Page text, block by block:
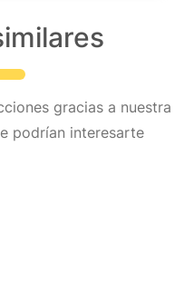
gracias a nuestra
podrían interesarte